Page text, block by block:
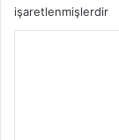
işaretlenmişlerdir